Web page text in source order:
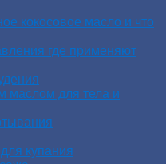
кокосовое масло и что
где применяют
маслом для тела и
купания